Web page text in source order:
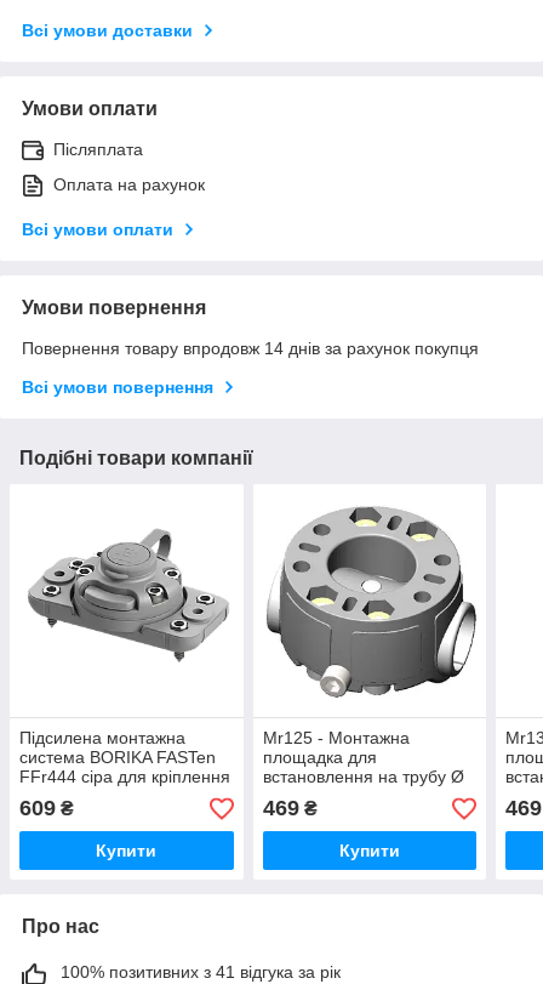
Всі умови доставки
Умови оплати
Післяплата
Оплата на рахунок
Всі умови оплати
Умови повернення
Повернення товару впродовж 14 днів за рахунок покупця
Всі умови повернення
Подібні товари компанії
Підсилена монтажна
система BORIKA FASTen
FFr444 сіра для кріплення
аксесуарів на твердих
поверхнях
(01.01.003.03.02)
609 ₴
Купити
Mr125 - Монтажна
площадка для
встановлення на трубу Ø
22, 25 мм BORIKA FASTen
gray (01.16.008.01.02)
469₴
Купити
30,
469
Про нас
100% позитивних з 41 відгука за рік